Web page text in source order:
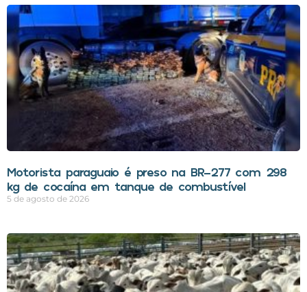
Motorista paraguaio é preso na BR-277 com 298
kg de cocaína em tanque de combustível
5 de agosto de 2026